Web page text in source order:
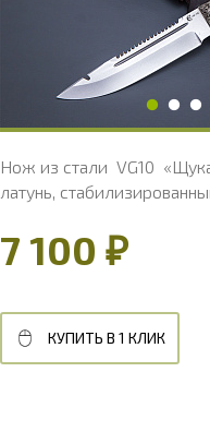
Длина рукояти, мм
Толщина рукояти, мм
Твердость клинка, HRC
Нож из стали VG10
латунь,
7 100 ₽
КУПИТЬ В 1 КЛИК